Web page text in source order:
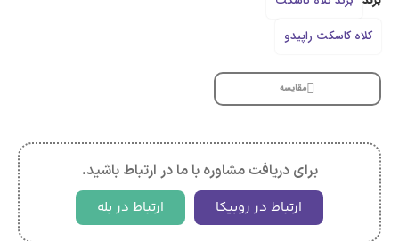
کلاه کاسکت راپیدو
مقایسه
برای دریافت مشاوره با ما در ارتباط باشید.
ارتباط در روبیکا ارتباط در بله